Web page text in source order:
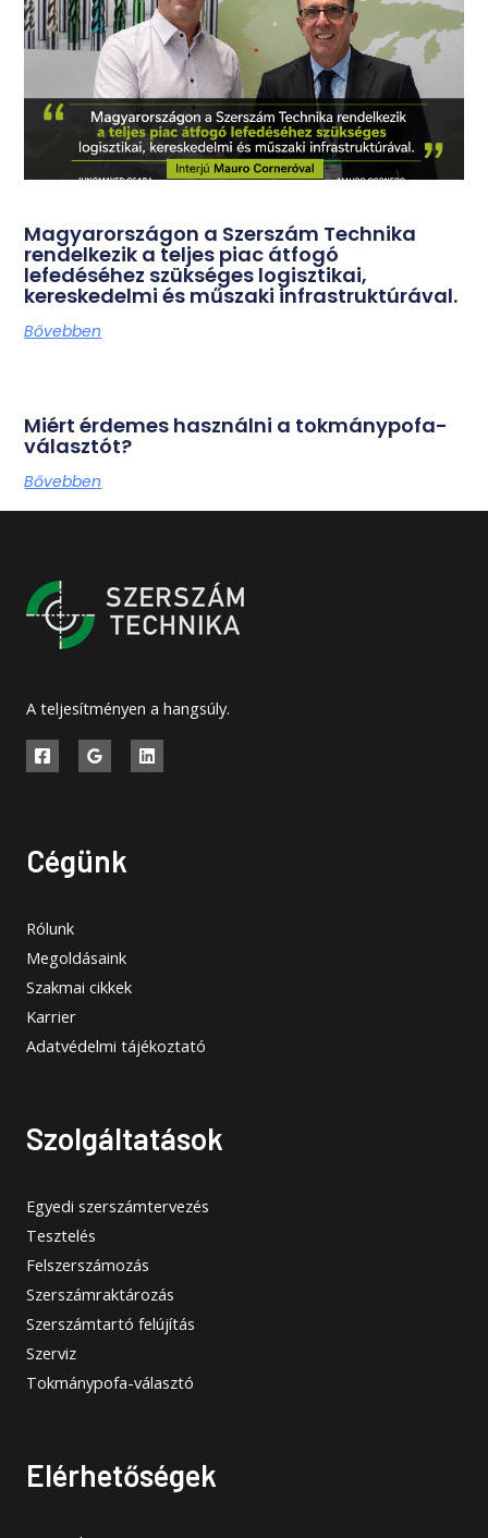
Magyarországon a Szerszám Technika
rendelkezik a teljes piac átfogó
lefedéséhez szükséges logisztikai,
kereskedelmi és műszaki infrastruktúrával.
Bővebben
Miért érdemes használni a tokmánypofa-
választót?
Bővebben
A teljesítményen a hangsúly.
Cégünk
Rólunk
Megoldásaink
Szakmai cikkek
Karrier
Adatvédelmi tájékoztató
Szolgáltatások
Egyedi szerszámtervezés
Tesztelés
Felszerszámozás
Szerszámraktározás
Szerszámtartó felújítás
Szerviz
Tokmánypofa-választó
Elérhetőségek